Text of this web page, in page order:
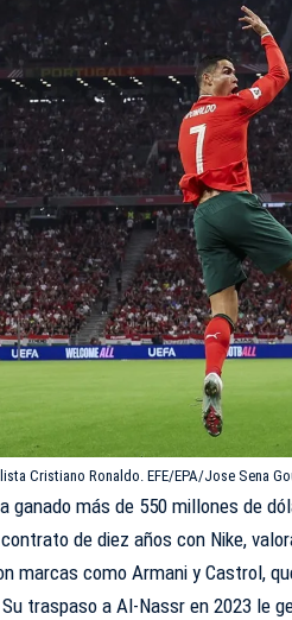
Cristiano Ronaldo. EFE/EPA/Jose Sena
ganado más de 550 millones de
de diez años con Nike,
marcas como Armani y Castrol,
traspaso a Al-Nassr en 2023 le